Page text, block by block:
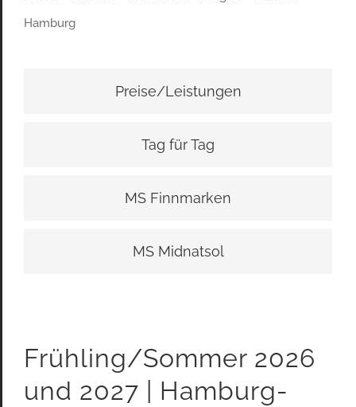
Hamburg
Preise/Leistungen
Tag für Tag
MS Finnmarken
MS Midnatsol
Frühling/Sommer 2026
und 2027 | Hamburg-